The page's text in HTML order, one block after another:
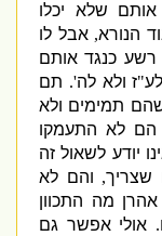
שלא יכלו
,אבל לו
כנגד אותם
"ז ולא לה'.תם
תמימים ולא
לא התעמקו
יודע לשאול זה
,והם לא
מה התכוון
אפשר גם